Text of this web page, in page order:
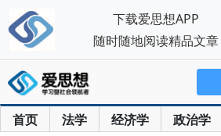
首页 法学 经济学 政治学
下载爱思想APP
随时随地阅读精品文章